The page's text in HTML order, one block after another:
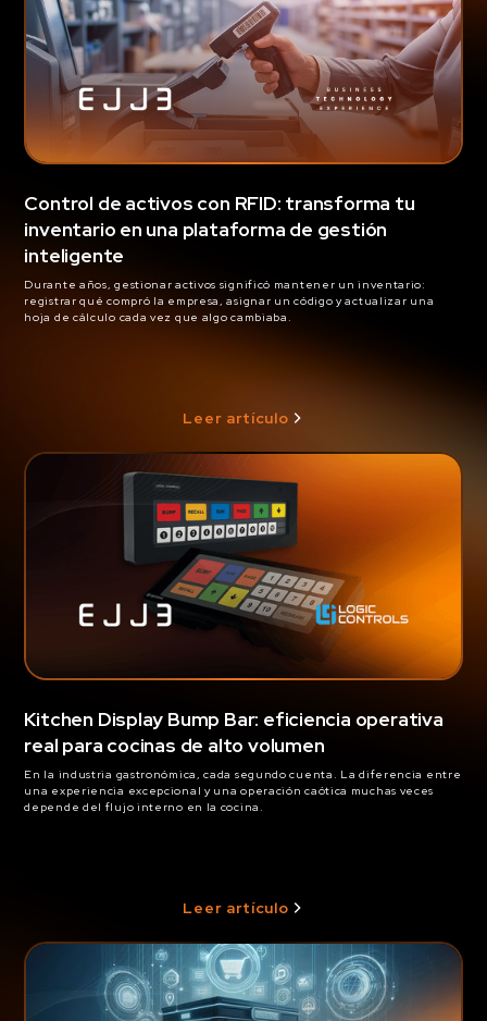
Control de activos con RFID: transforma tu
inventario en una plataforma de gestión
inteligente
Durante años, gestionar activos significó mantener un inventario:
registrar qué compró la empresa, asignar un código y actualizar una
hoja de cálculo cada vez que algo cambiaba.
Leer artículo
Kitchen Display Bump Bar: eficiencia operativa
real para cocinas de alto volumen
En la industria gastronómica, cada segundo cuenta. La diferencia entre
una experiencia excepcional y una operación caótica muchas veces
depende del flujo interno en la cocina.
Leer artículo